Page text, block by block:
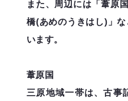
また、周辺には「葦原
橋(あめのうきはし)」
います。
葦原国
三原地域一帯は、古事